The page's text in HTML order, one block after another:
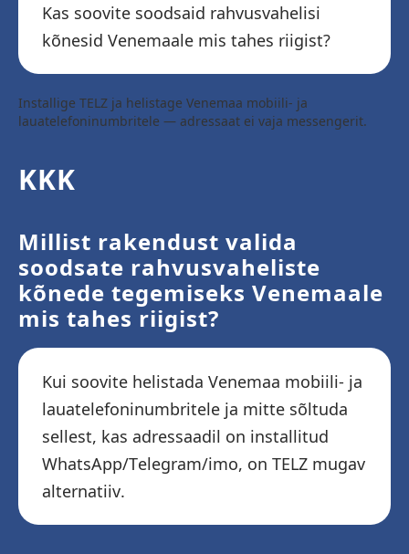
Kas soovite soodsaid rahvusvahelisi
kõnesid Venemaale mis tahes riigist?
Installige TELZ ja helistage Venemaa mobiili- ja
lauatelefoninumbritele — adressaat ei vaja messengerit.
KKK
Millist rakendust valida
soodsate rahvusvaheliste
kõnede tegemiseks Venemaale
mis tahes riigist?
Kui soovite helistada Venemaa mobiili- ja
lauatelefoninumbritele ja mitte sõltuda
sellest, kas adressaadil on installitud
WhatsApp/Telegram/imo, on TELZ mugav
alternatiiv.